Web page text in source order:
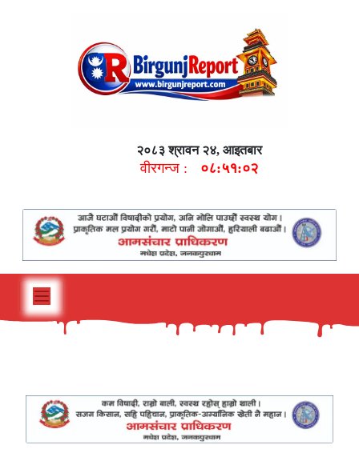
२०८३ श्रावन २४, आइतबार
वीरगन्ज : ०८:५१:०३